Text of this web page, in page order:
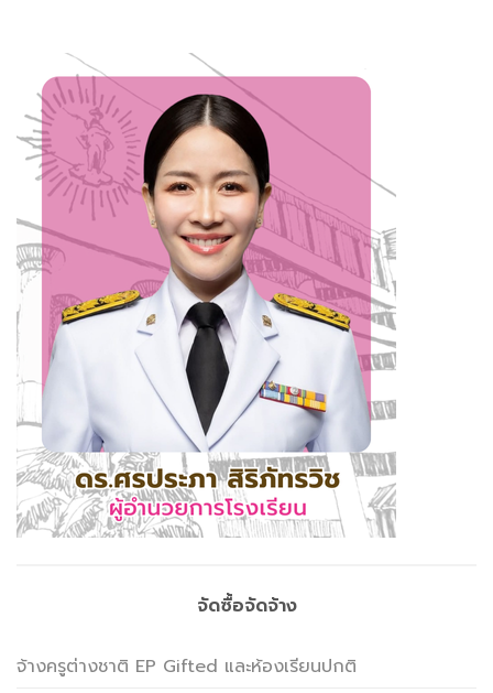
จัดซื้อจัดจ้าง
จ้างครูต่างชาติ EP Gifted และห้องเรียนปกติ